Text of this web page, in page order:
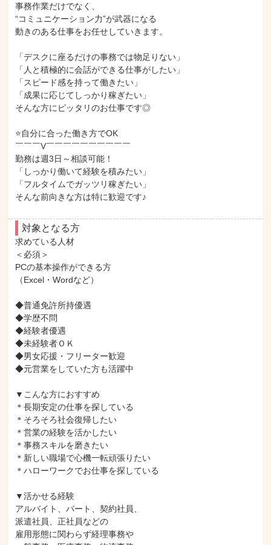
事務作業だけでなく、
“コミュニケーション力”が武器になる
動きのある仕事をお任せしていきます。
「デスクに座るだけの事務では物足りない」
「人と積極的に会話ができる仕事がしたい」
「スピード感を持って働きたい」
「成果に応じてしっかり稼ぎたい」
そんな方にピッタリのお仕事です◎
⭐自分に合った働き方でOK
￣￣￣V￣￣￣￣￣￣￣￣￣￣
勤務は週3日～相談可能！
「しっかり働いて経験を積みたい」
「フルタイムでガッツリ稼ぎたい」
そんな前向きな方は特に歓迎です♪
対象となる方
求めている人材
＜必須＞
PCの基本操作ができる方
（Excel・Wordなど）
◆普通免許所持優遇
◆学歴不問
◆経験者優遇
◆未経験者ＯＫ
◆男女応援・フリーター歓迎
◆元営業をしていた方も活躍中
▼こんな方におすすめ
＊長期安定の仕事を探している
＊そろそろ社会復帰したい
＊営業の経験を活かしたい
＊事務スキルを磨きたい
＊新しい職場で心機一転頑張りたい
＊ハローワークでお仕事を探している
▼活かせる経験
アルバイト、パート、契約社員、
派遣社員、正社員などの
雇用形態に関わらず経理事務や